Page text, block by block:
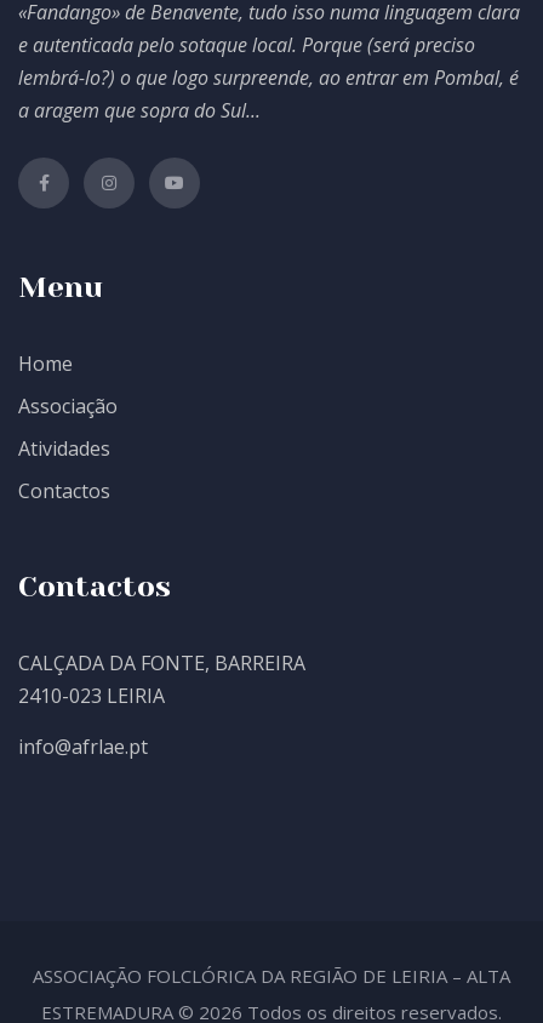
«Fandango» de Benavente, tudo isso numa linguagem clara
e autenticada pelo sotaque local. Porque (será preciso
lembrá-lo?) o que logo surpreende, ao entrar em Pombal, é
a aragem que sopra do Sul...
Menu
Home
Associação
Atividades
Contactos
Contactos
CALÇADA DA FONTE, BARREIRA
2410-023 LEIRIA
info@afrlae.pt
ASSOCIAÇÃO FOLCLÓRICA DA REGIÃO DE LEIRIA – ALTA
ESTREMADURA © 2026 Todos os direitos reservados.